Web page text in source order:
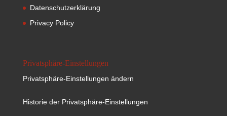
Datenschutzerklärung
Privacy Policy
Privatsphäre-Einstellungen
Privatsphäre-Einstellungen ändern
Historie der Privatsphäre-Einstellungen